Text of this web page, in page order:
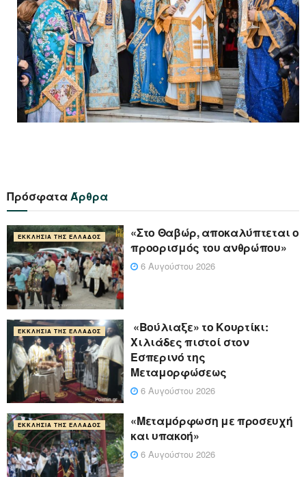
ΠρόσφαταΆρθρα
ΕΚΚΛΗΣΊΑ ΤΗΣ ΕΛΛΆΔΟΣ
«Στο Θαβώρ, αποκαλύπτεται ο
προορισμός του ανθρώπου»
6 Αυγούστου 2026
ΕΚΚΛΗΣΊΑ ΤΗΣ ΕΛΛΆΔΟΣ
«Βούλιαξε» το Κουρτίκι:
Χιλιάδες πιστοί στον
Εσπερινό της
Μεταμορφώσεως
6 Αυγούστου 2026
ΕΚΚΛΗΣΊΑ ΤΗΣ ΕΛΛΆΔΟΣ
«Μεταμόρφωση με προσευχή
και υπακοή»
6 Αυγούστου 2026